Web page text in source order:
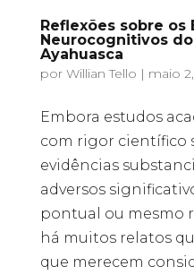
Reflexões sobre os
Neurocognitivos
Ayahuasca
por Willian Tello | maio
Embora estudos
com rigor científico
evidências
adversos
pontual ou mesmo
há muitos relatos
que merecem